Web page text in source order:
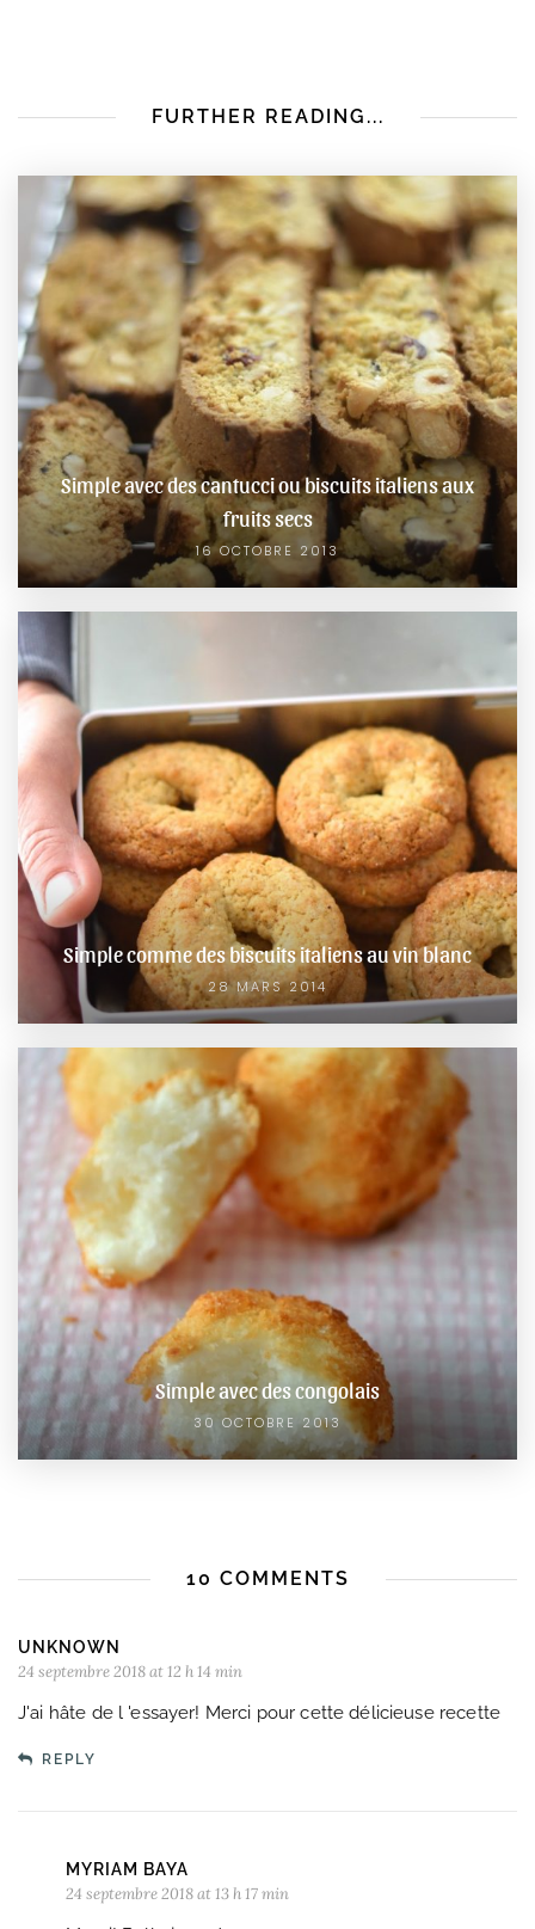
FURTHER READING...
Simple avec des cantucci ou biscuits italiens aux
fruits secs
16 OCTOBRE 2013
Simple comme des biscuits italiens au vin blanc
28 MARS 2014
Simple avec des congolais
30 OCTOBRE 2013
10 COMMENTS
UNKNOWN
24 septembre 2018 at 12 h 14 min
J'ai hâte de l 'essayer! Merci pour cette délicieuse recette
REPLY
MYRIAM BAYA
24 septembre 2018 at 13 h 17 min